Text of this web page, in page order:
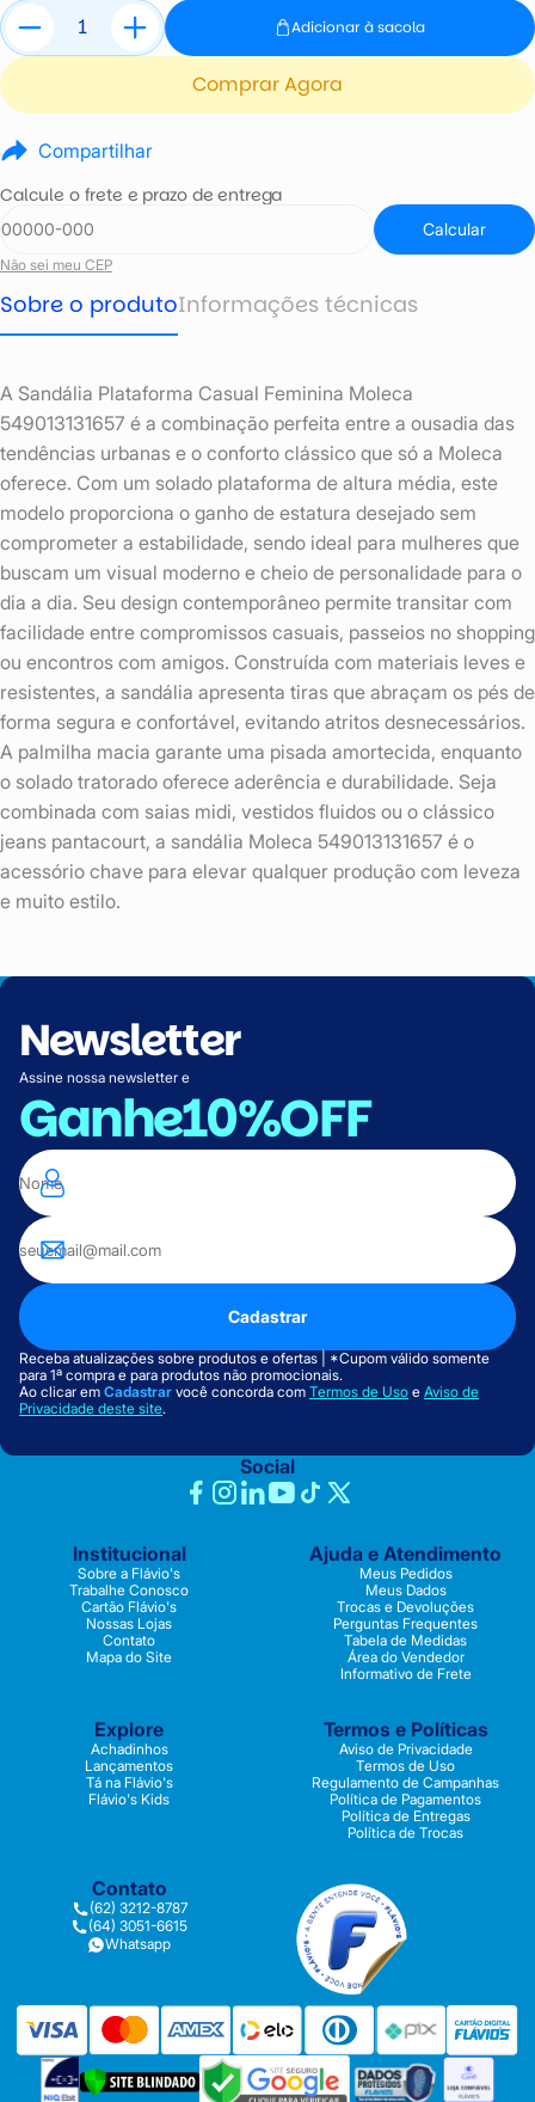
Adicionar à sacola
Comprar Agora
Compartilhar
Calcule o frete e prazo de entrega
Calcular
Não sei meu CEP
Sobre o produtoInformações técnicas
A Sandália Plataforma Casual Feminina Moleca
549013131657 é a combinação perfeita entre a ousadia das
tendências urbanas e o conforto clássico que só a Moleca
oferece. Com um solado plataforma de altura média, este
modelo proporciona o ganho de estatura desejado sem
comprometer a estabilidade, sendo ideal para mulheres que
buscam um visual moderno e cheio de personalidade para o
dia a dia. Seu design contemporâneo permite transitar com
facilidade entre compromissos casuais, passeios no shopping
ou encontros com amigos. Construída com materiais leves e
resistentes, a sandália apresenta tiras que abraçam os pés de
forma segura e confortável, evitando atritos desnecessários.
A palmilha macia garante uma pisada amortecida, enquanto
o solado tratorado oferece aderência e durabilidade. Seja
combinada com saias midi, vestidos fluidos ou o clássico
jeans pantacourt, a sandália Moleca 549013131657 é o
acessório chave para elevar qualquer produção com leveza
e muito estilo.
Newsletter
Assine nossa newsletter e
Ganhe10%OFF
Cadastrar
Receba atualizações sobre produtos e ofertas | *Cupom válido somente
para 1ª compra e para produtos não promocionais.
Ao clicar em Cadastrar você concorda com Termos de Uso e Aviso de
Privacidade deste site.
Social
Institucional
Sobre a Flávio's
Trabalhe Conosco
Cartão Flávio's
Nossas Lojas
Contato
Mapa do Site
Ajuda e Atendimento
Meus Pedidos
Meus Dados
Trocas e Devoluções
Perguntas Frequentes
Tabela de Medidas
Área do Vendedor
Informativo de Frete
Explore
Achadinhos
Lançamentos
Tá na Flávio's
Flávio's Kids
Termos e Políticas
Aviso de Privacidade
Termos de Uso
Regulamento de Campanhas
Política de Pagamentos
Política de Entregas
Política de Trocas
Contato
(62) 3212-8787
(64) 3051-6615
Whatsapp